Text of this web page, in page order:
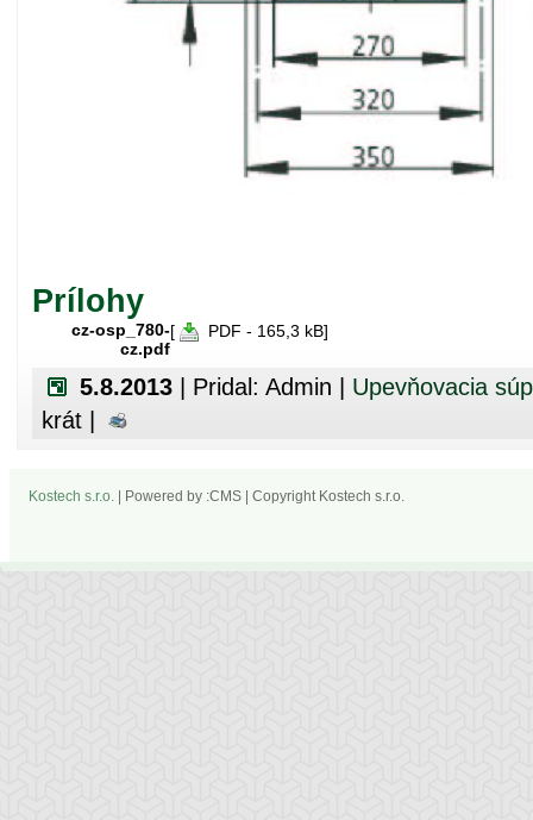
Prílohy
cz-osp_780-
cz.pdf
[ PDF - 165,3 kB]
5.8.2013 | Pridal: Admin | Upevňovacia
krát |
Kostech s.r.o. | Powered by :CMS | Copyright Kostech s.r.o.